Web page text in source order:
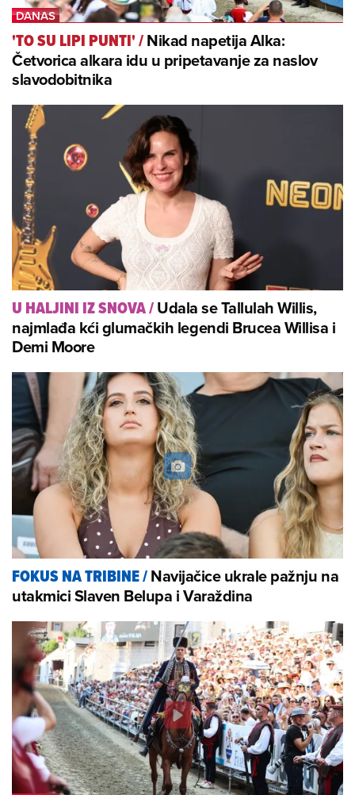
'TO SU LIPI PUNTI'/Nikad napetija Alka:
Četvorica alkara idu u pripetavanje za naslov
slavodobitnika
U HALJINI IZ SNOVA/Udala se Tallulah Willis,
najmlađa kći glumačkih legendi Brucea Willisa i
Demi Moore
FOKUS NA TRIBINE/Navijačice ukrale pažnju na
utakmici Slaven Belupa i Varaždina